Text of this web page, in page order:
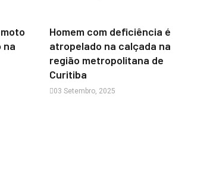
na
Homem com deficiência é
atropelado na calçada na
região metropolitana de
Curitiba
03 Setembro, 2025